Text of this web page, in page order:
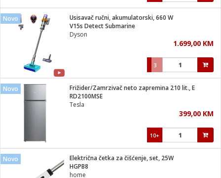
Sušilica
za kosu
brijanje
tuš
Novo
Usisavač ručni, akumulatorski, 660 W
V15s Detect Submarine
Dyson
1.699,00 KM
3
Novo
Frižider/Zamrzivač neto zapremina 210 lit., E
RD2100MSE
Tesla
399,00 KM
10+
Novo
Električna četka za čišćenje, set, 25W
HGPB8
home